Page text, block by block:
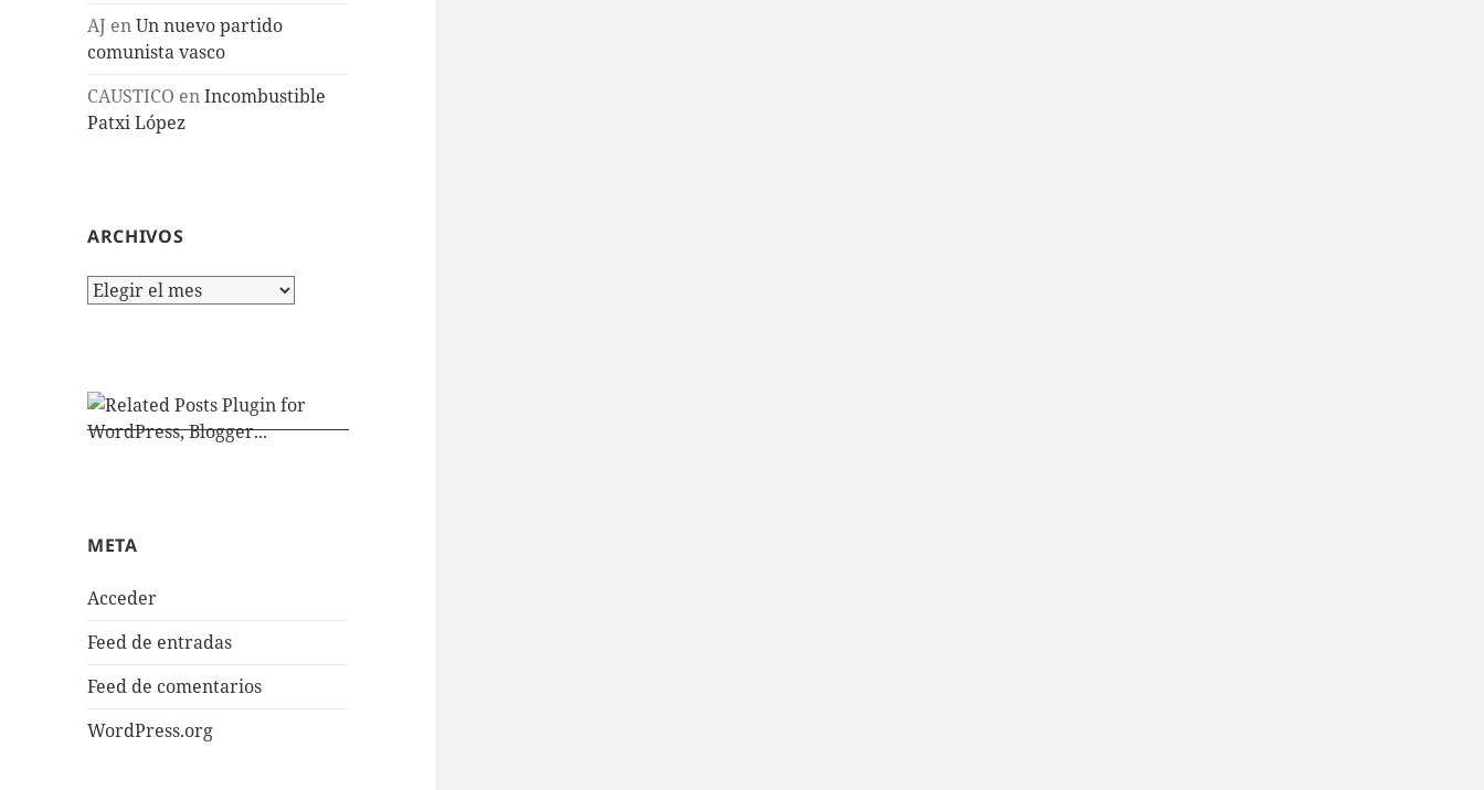
AJ enUn nuevo partido
comunista vasco
CAUSTICO enIncombustible
Patxi López
ARCHIVOS
Archivos
META
Acceder
Feed de entradas
Feed de comentarios
WordPress.org